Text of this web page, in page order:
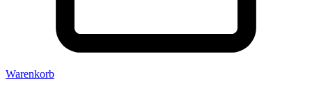
Warenkorb